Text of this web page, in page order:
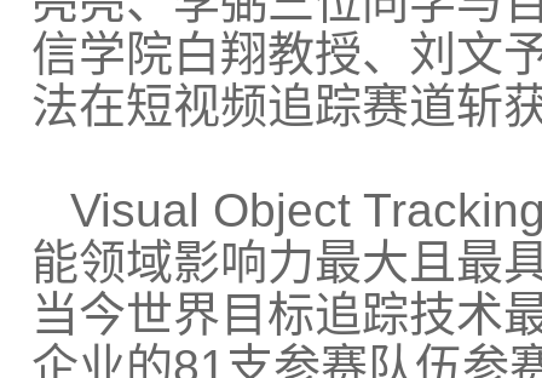
信学院白翔教授、刘文
法在短视频追踪赛道斩
Visual Object
能领域影响力最大且最
当今世界目标追踪技术
企业的81支参赛队伍参